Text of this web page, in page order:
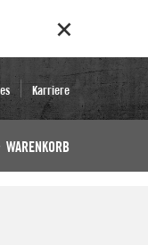
Karriere
WARENKORB